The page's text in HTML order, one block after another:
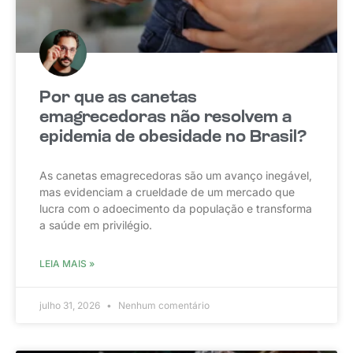
Por que as canetas
emagrecedoras não resolvem a
epidemia de obesidade no Brasil?
As canetas emagrecedoras são um avanço inegável,
mas evidenciam a crueldade de um mercado que
lucra com o adoecimento da população e transforma
a saúde em privilégio.
LEIA MAIS »
julho 31, 2026 Nenhum comentário